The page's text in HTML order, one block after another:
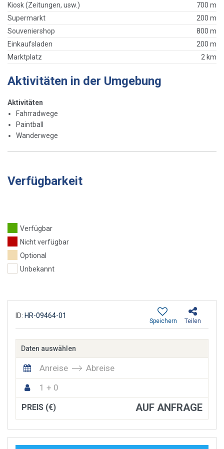
Kiosk (Zeitungen, usw.)
700 m
Supermarkt
200 m
Souveniershop
800 m
Einkaufsladen
200 m
Marktplatz
2 km
Aktivitäten in der Umgebung
Aktivitäten
Fahrradwege
Paintball
Wanderwege
Verfügbarkeit
Verfügbar
Nicht verfügbar
Optional
Unbekannt
ID: HR-09464-01
Teilen
Speichern
Daten auswählen
Anreise
Abreise
1 + 0
PREIS (€) AUF ANFRAGE